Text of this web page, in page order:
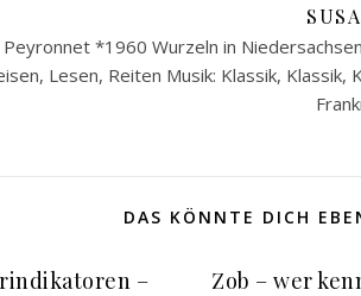
Peyronnet *1960 Wurzeln in
Lesen, Reiten Musik: Klassik, Klassik,
DAS KÖNNTE DICH
–
Zob – wer